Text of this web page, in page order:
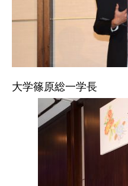
大学篠原総一学長